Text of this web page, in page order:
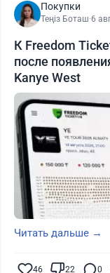
Покупки
Теңіз Боташ·6
К Freedom
после
Kanye West
Читать дальше →
46 22 0